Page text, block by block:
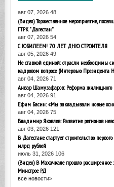
авг 07, 2026 48
(Видео) Торжественное мероприятие,
ГТРК "Дагестан"
авг 07, 2026 54
С ЮБИЛЕЕМ! 70 ЛЕТ ДНЮ СТРОИТЕЛЯ
авг 05, 2026 49
Не ставкой единой: отрасли необходимы
кадровом вопросе (Интервью Президента
авг 04, 2026 71
Анвар Шамузафаров: Реформа жилищного
авг 04, 2026 91
Ефим Басин: «Мы закладывали новые
авг 04, 2026 75
Владимир Яковлев: Развитие регионов
авг 03, 2026 121
В Дагестане стартует строительство
млрд рублей
июль 31, 2026 106
(Видео) В Махачкале прошло расширенное
Минстрое РД
все новости>